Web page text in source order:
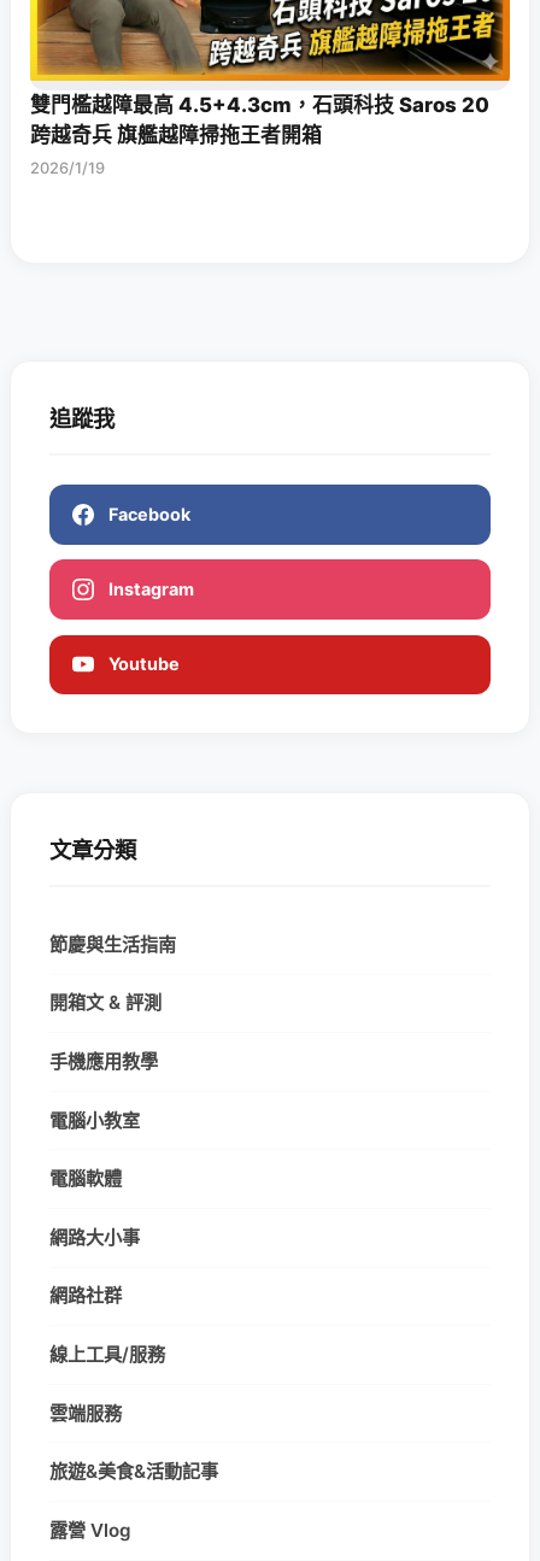
雙門檻越障最高 4.5+4.3cm，石頭科技 Saros 20
跨越奇兵 旗艦越障掃拖王者開箱
2026/1/19
追蹤我
Facebook
Instagram
Youtube
文章分類
節慶與生活指南
開箱文 & 評測
手機應用教學
電腦小教室
電腦軟體
網路大小事
網路社群
線上工具/服務
雲端服務
旅遊&美食&活動記事
露營 Vlog